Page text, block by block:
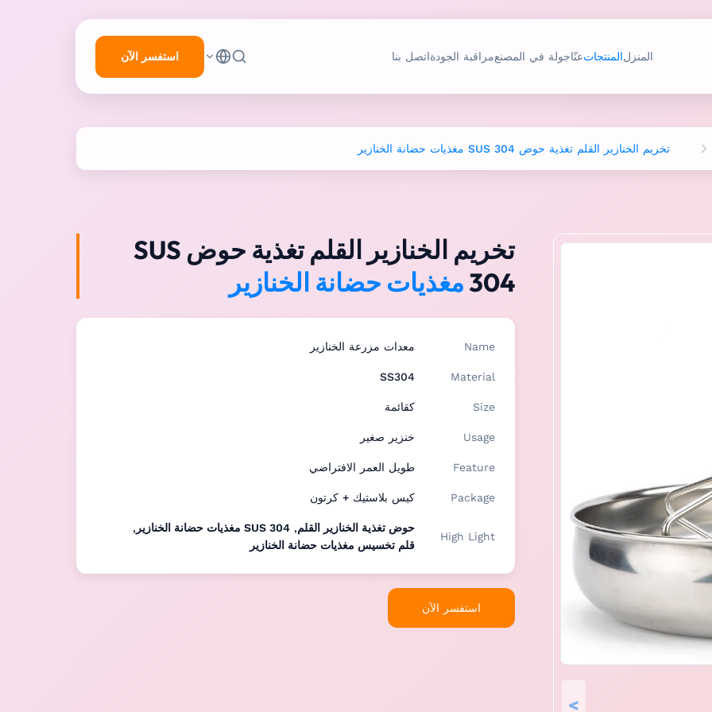
المنزلالمنتجاتعنّاجولة في المصنعمراقبة الجودةاتصل بنا استفسر الآن
تخريم الخنازير القلم تغذية حوض SUS 304 مغذيات حضانة الخنازير
>
تخريم الخنازير القلم تغذية حوض SUS
304مغذيات حضانة الخنازير
Name معدات مزرعة الخنازير
Material
SS304
Size كقائمة
Usage خنزير صغير
Feature طويل العمر الافتراضي
Package كيس بلاستيك + كرتون
High Light
حوض تغذية الخنازير القلم, SUS 304 مغذيات حضانة الخنازير
,
قلم تخسيس مغذيات حضانة الخنازير
استفسر الآن